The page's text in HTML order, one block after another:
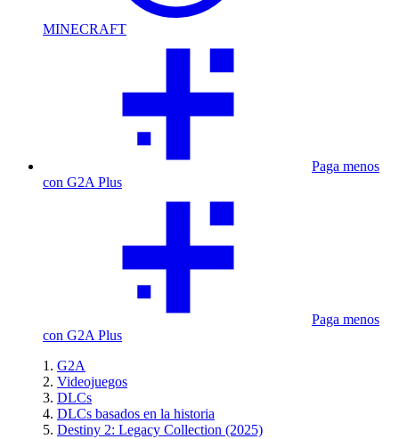
MINECRAFT
Paga menos
con G2A Plus
Paga menos
con G2A Plus
G2A
Videojuegos
DLCs
DLCs basados en la historia
Destiny 2: Legacy Collection (2025)